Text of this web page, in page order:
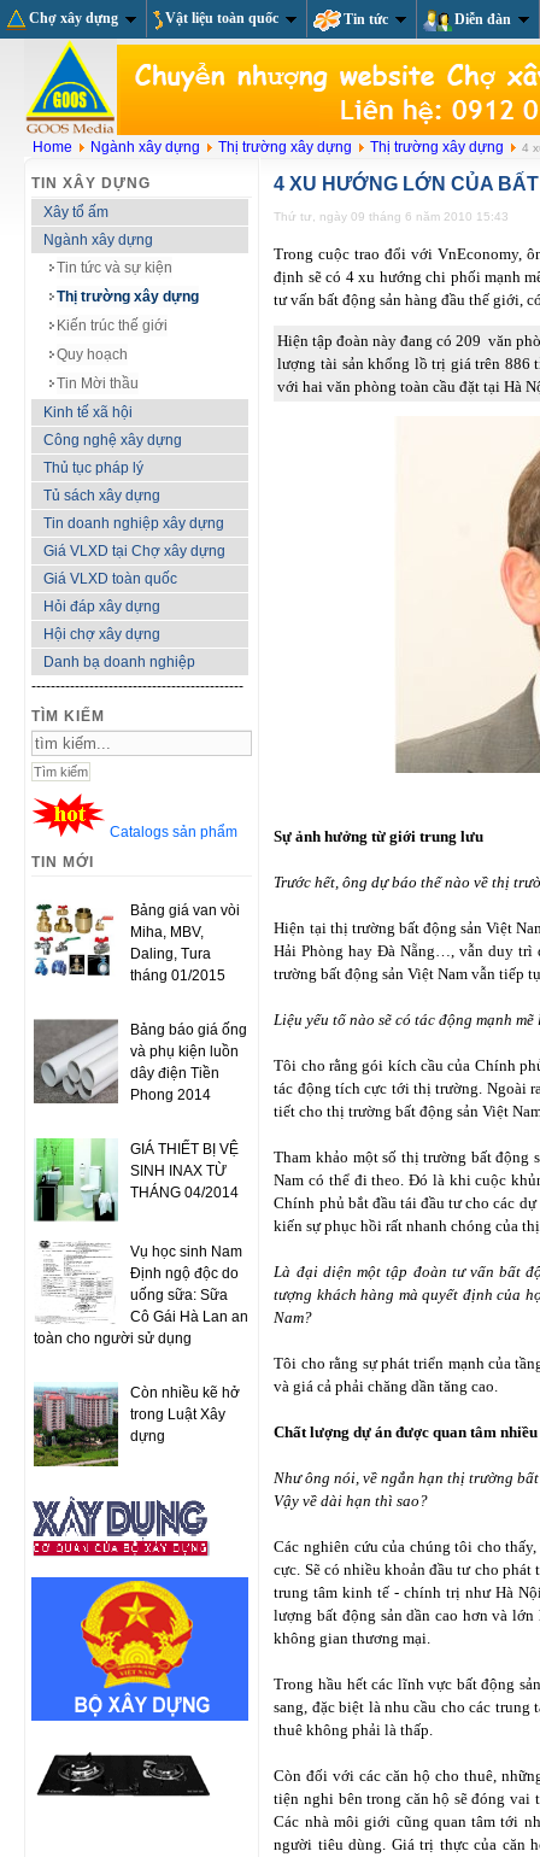
Chợ xây dựng Vật liệu toàn quốc Tin tức Diễn đàn
Home Ngành xây dựng Thị trường xây dựng Thị trường xây dựng 4
TIN XÂY DỰNG
Xây tổ ấm
Ngành xây dựng
Tin tức và sự kiện
Thị trường xây dựng
Kiến trúc thế giới
Quy hoạch
Tin Mời thầu
Kinh tế xã hội
Công nghệ xây dựng
Thủ tục pháp lý
Tủ sách xây dựng
Tin doanh nghiệp xây dựng
Giá VLXD tại Chợ xây dựng
Giá VLXD toàn quốc
Hỏi đáp xây dựng
Hội chợ xây dựng
Danh bạ doanh nghiệp
--------------------------------------------
TÌM KIẾM
Catalogs sản phẩm
TIN MỚI
Bảng giá van vòi
Miha, MBV,
Daling, Tura
tháng 01/2015
Bảng báo giá ống
và phụ kiện luồn
dây điện Tiền
Phong 2014
GIÁ THIẾT BỊ VỆ
SINH INAX TỪ
THÁNG 04/2014
Vụ học sinh Nam
Định ngộ độc do
uống sữa: Sữa
Cô Gái Hà Lan an
toàn cho người sử dụng
Còn nhiều kẽ hở
trong Luật Xây
dựng
4 XU HƯỚNG LỚN CỦA
Thứ tư, ngày 09 tháng 6 năm 2010 15:43
Trong cuộc trao đổi với VnEconomy,
định sẽ có 4 xu hướng chi phối mạnh
tư vấn bất động sản hàng đầu thế giới,
Hiện tập đoàn này đang có 209 văn
lượng tài sản khổng lồ trị giá trên 886
với hai văn phòng toàn cầu đặt tại Hà
Sự ảnh hưởng từ giới trung lưu
Trước hết, ông dự báo thế nào về thị
Hiện tại thị trường bất động sản Việt
Hải Phòng hay Đà Nẵng…, vẫn duy trì
trường bất động sản Việt Nam vẫn tiếp
Liệu yếu tố nào sẽ có tác động mạnh
Tôi cho rằng gói kích cầu của Chính
tác động tích cực tới thị trường. Ngoài
tiết cho thị trường bất động sản Việt
Tham khảo một số thị trường bất động
Nam có thể đi theo. Đó là khi cuộc
Chính phủ bắt đầu tái đầu tư cho các
kiến sự phục hồi rất nhanh chóng của
Là đại diện một tập đoàn tư vấn bất
tượng khách hàng mà quyết định của
Nam?
Tôi cho rằng sự phát triển mạnh của
và giá cả phải chăng dần tăng cao.
Chất lượng dự án được quan tâm
Như ông nói, về ngắn hạn thị trường
Vậy về dài hạn thì sao?
Các nghiên cứu của chúng tôi cho
cực. Sẽ có nhiều khoản đầu tư cho
trung tâm kinh tế - chính trị như Hà
lượng bất động sản dần cao hơn và
không gian thương mại.
Trong hầu hết các lĩnh vực bất động
sang, đặc biệt là nhu cầu cho các
thuê không phải là thấp.
Còn đối với các căn hộ cho thuê,
tiện nghi bên trong căn hộ sẽ đóng vai
Các nhà môi giới cũng quan tâm tới
người tiêu dùng. Giá trị thực của căn